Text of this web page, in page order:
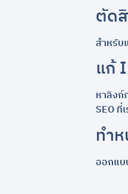
ตัด
สำหรับ
แก้
หาลิงก์
SEO ที่
ทำ
ออกแบ